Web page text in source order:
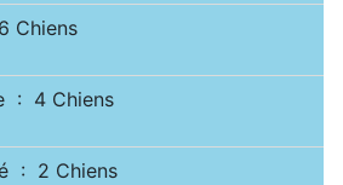
Chiens
: 4 Chiens
: 2 Chiens